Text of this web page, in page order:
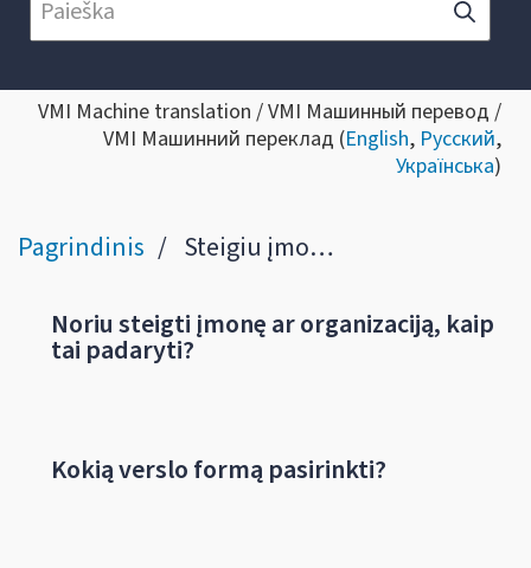
VMI Machine translation / VMI Машинный перевод /
VMI Машинний переклад (English, Русский,
Українська)
Pagrindinis Steigiu įmonę
Noriu steigti įmonę ar organizaciją, kaip
tai padaryti?
Kokią verslo formą pasirinkti?